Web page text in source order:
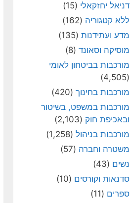
דניאל יחזקאלי (15)
ללא קטגוריה (162)
מדע ועתידנות (135)
מוסיקה וסאונד (8)
מורכבות בביטחון לאומי
(4,505)
מורכבות בחינוך (420)
מורכבות במשפט, בשיטור
ובאכיפת חוק (2,103)
מורכבות בניהול (1,258)
משטרה וחברה (57)
נשים (43)
סדנאות וקורסים (10)
ספרים (11)